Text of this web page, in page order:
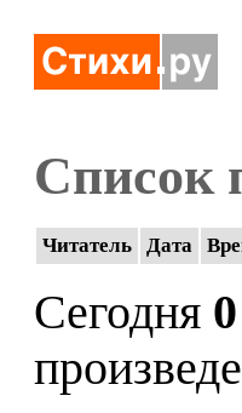
Список
Читатель Дата
Сегодня 0